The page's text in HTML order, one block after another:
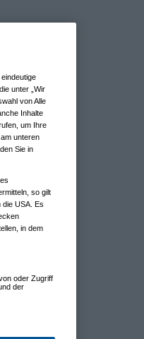
unter „Wir
von Alle
Inhalte
um Ihre
unteren
Sie in
so gilt
die USA. Es
in dem
oder Zugriff
der